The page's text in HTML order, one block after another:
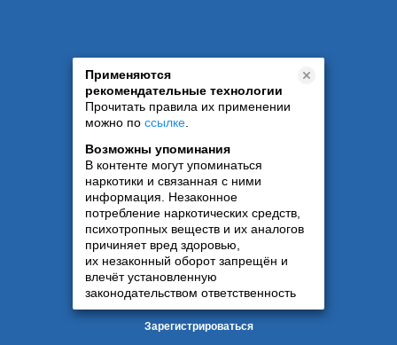
Применяются
рекомендательные технологии
Прочитать правила их применении
можно по ссылке
Возможны упоминания
В контенте могут упоминаться
наркотики и связанная с ними
информация. Незаконное
потребление наркотических средств,
психотропных веществ и их аналогов
причиняет вред здоровью,
их незаконный оборот запрещён и
влечёт установленную
законодательством ответственность
Зарегистрироваться